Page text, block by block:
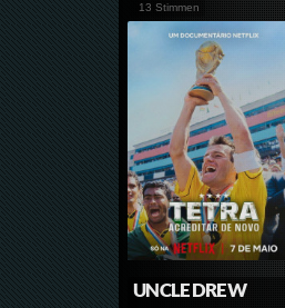
13 Stimmen
UNCLE DREW